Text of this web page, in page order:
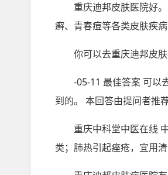
重庆迪邦皮肤医院好
癣、青春痘等各类皮肤疾
你可以去重庆迪邦皮
-05-11 最佳答案 可以
到的。 本回答由提问者推
重庆中科堂中医在线
类；肺热引起痤疮，宜用